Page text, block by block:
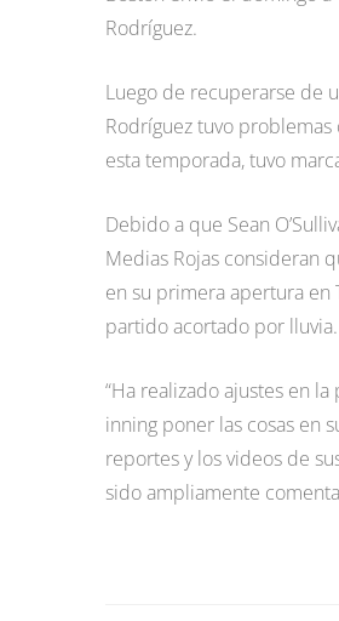
Rodríguez.
Luego de recuperarse de
Rodríguez tuvo
esta temporada, tuvo
Debido a que Sean
Medias Rojas consideran
en su primera apertura en
partido acortado por lluvia.
“Ha realizado ajustes en
inning poner las cosas en
reportes y los videos de
sido ampliamente